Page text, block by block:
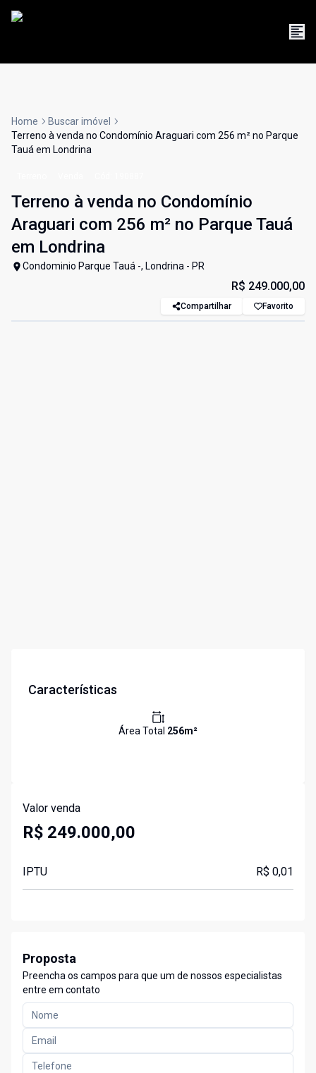
Home
Buscar imóvel
Terreno à venda no Condomínio Araguari com 256 m² no Parque
Tauá em Londrina
Terreno à venda no Condomínio
Araguari com 256 m² no Parque Tauá
em Londrina
Condominio Parque Tauá -, Londrina - PR
R$ 249.000,00
Compartilhar Favorito
Características
Área Total 256m²
Valor venda
R$ 249.000,00
IPTU R$ 0,01
Proposta
Preencha os campos para que um de nossos especialistas
entre em contato